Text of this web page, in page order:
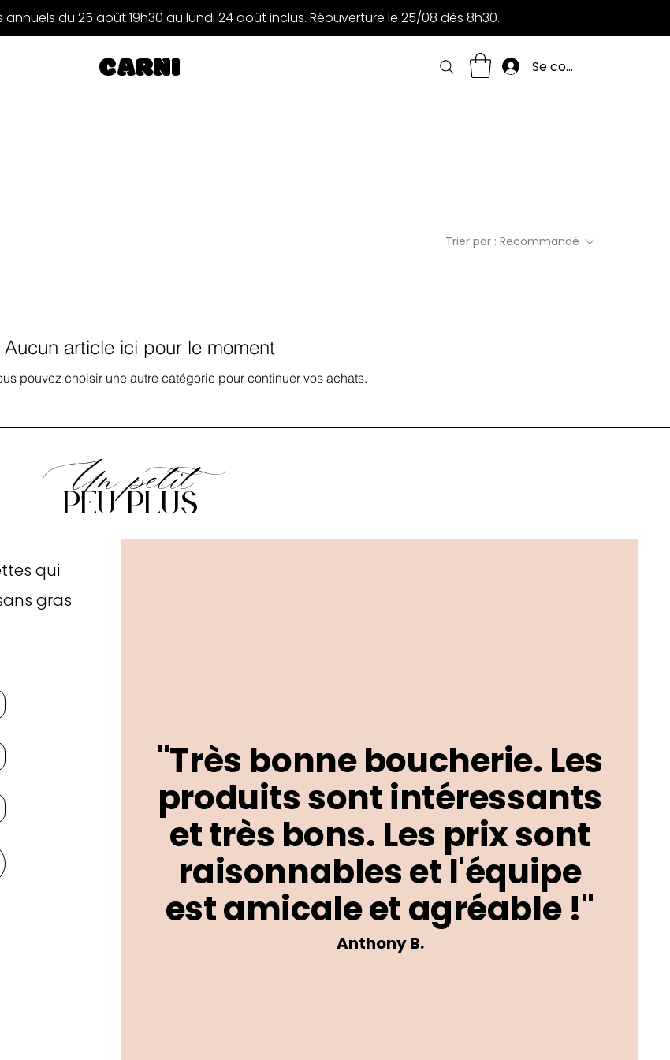
du 25 août 19h30 au lundi 24 août inclus. Réouverture le 25/08 dès 8h30.
CARNI Se connecter
Trier par : Recommandé
Aucun article ici pour le moment
pouvez choisir une autre catégorie pour continuer vos achats.
Un petit
peu plus
qui
gras
"Très bonne boucherie. Les
produits sont intéressants
et très bons. Les prix sont
raisonnables et l'équipe
est amicale et agréable !"
Anthony B.